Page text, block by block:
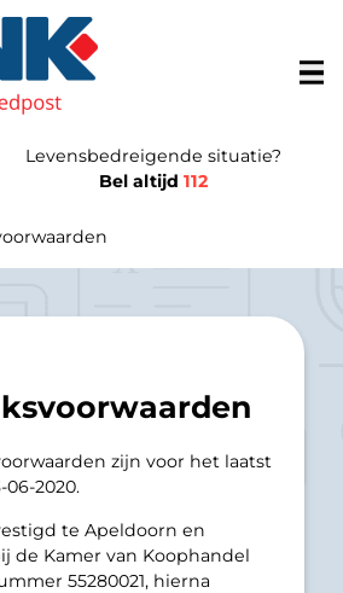
Levensbedreigende situatie?
Bel altijd112
zijn voor het laatst
2020.
te Apeldoorn en
de Kamer van Koophandel
55280021, hierna